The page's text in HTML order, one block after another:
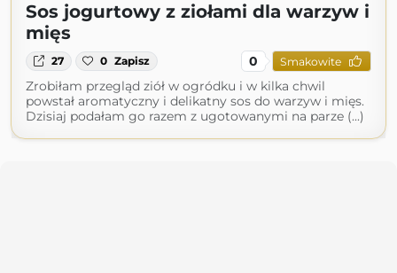
Sos jogurtowy z ziołami dla warzyw i
mięs
27 0 Zapisz 0 Smakowite
Zrobiłam przegląd ziół w ogródku i w kilka chwil
powstał aromatyczny i delikatny sos do warzyw i mięs.
Dzisiaj podałam go razem z ugotowanymi na parze (...)